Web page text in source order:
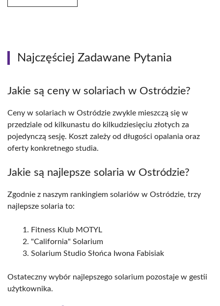
Najczęściej Zadawane Pytania
Jakie są ceny w solariach w Ostródzie?
Ceny w solariach w Ostródzie zwykle mieszczą się w
przedziale od kilkunastu do kilkudziesięciu złotych za
pojedynczą sesję. Koszt zależy od długości opalania oraz
oferty konkretnego studia.
Jakie są najlepsze solaria w Ostródzie?
Zgodnie z naszym rankingiem solariów w Ostródzie, trzy
najlepsze solaria to:
Fitness Klub MOTYL
"California" Solarium
Solarium Studio Słońca Iwona Fabisiak
Ostateczny wybór najlepszego solarium pozostaje w gestii
użytkownika.